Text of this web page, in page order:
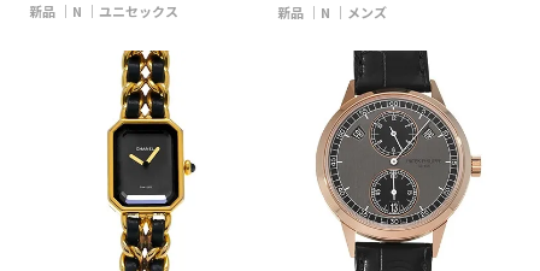
新品 N ユニセックス 新品 N メンズ